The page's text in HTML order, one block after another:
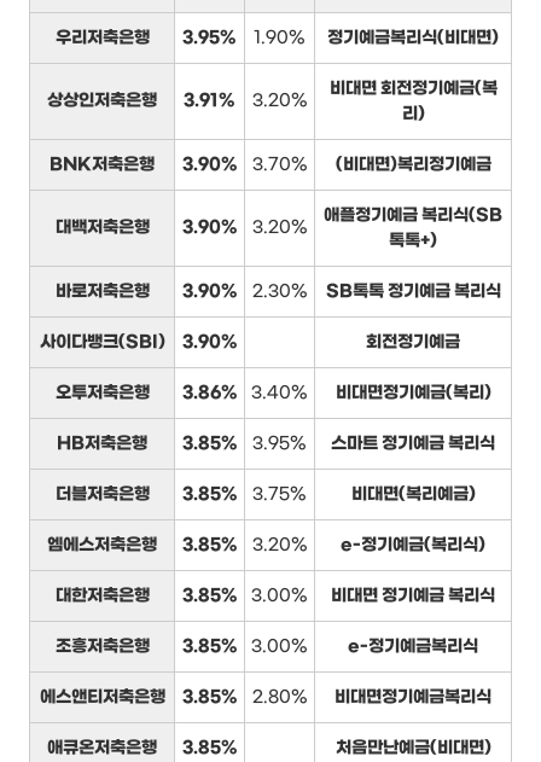
우리저축은행 3.95% 1.90% 정기예금복리식(비대면)
상상인저축은행 3.91% 3.20%
비대면 회전정기예금(복
리)
BNK저축은행 3.90% 3.70% (비대면)복리정기예금
대백저축은행 3.90% 3.20%
애플정기예금 복리식(SB
톡톡+)
바로저축은행 3.90% 2.30% SB톡톡 정기예금 복리식
사이다뱅크(SBI) 3.90% 회전정기예금
오투저축은행 3.86% 3.40% 비대면정기예금(복리)
HB저축은행 3.85% 3.95% 스마트 정기예금 복리식
더블저축은행 3.85% 3.75% 비대면(복리예금)
엠에스저축은행 3.85% 3.20% e-정기예금(복리식)
대한저축은행 3.85% 3.00% 비대면 정기예금 복리식
조흥저축은행 3.85% 3.00% e-정기예금복리식
에스앤티저축은행 3.85% 2.80% 비대면정기예금복리식
애큐온저축은행 3.85% 처음만난예금(비대면)